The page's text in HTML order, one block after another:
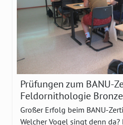
Prüfungen zum BANU-
Feldornithologie Bronze
Großer Erfolg beim BANU-
Welcher Vogel singt denn